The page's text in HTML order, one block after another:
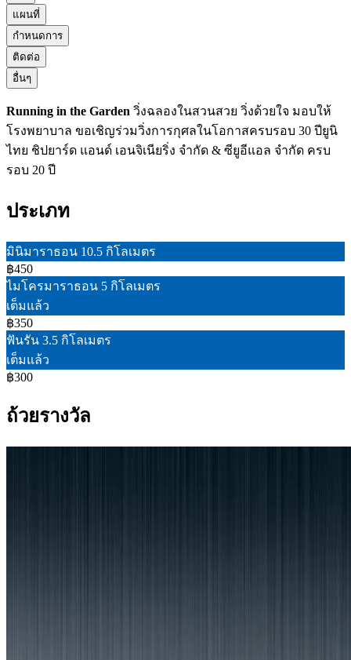
แผนที่
กำหนดการ
ติดต่อ
อื่นๆ
Running in the Garden วิ่งฉลองในสวนสวย วิ่งด้วยใจ มอบให้
โรงพยาบาล ขอเชิญร่วมวิ่งการกุศลในโอกาส​ ครบรอบ 30 ปียูนิ
ไทย ชิปยาร์ด แอนด์ เอนจิเนียริ่ง จำกัด & ซียูอีแอล จำกัด ครบ
รอบ 20 ปี​
ประเภท
มินิมาราธอน 10.5 กิโลเมตร
฿450
ไมโครมาราธอน 5 กิโลเมตร
เต็มแล้ว
฿350
ฟันรัน 3.5 กิโลเมตร
เต็มแล้ว
฿300
ถ้วยรางวัล